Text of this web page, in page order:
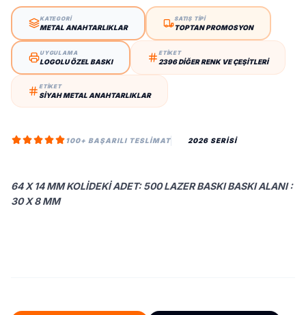
KATEGORİ
METAL ANAHTARLIKLAR
SATIŞ TİPİ
TOPTAN PROMOSYON
UYGULAMA
LOGOLU ÖZEL BASKI
ETİKET
2396 DIĞER RENK VE ÇEŞITLERI
ETİKET
SIYAH METAL ANAHTARLIKLAR
100+ BAŞARILI TESLIMAT 2026 SERİSİ
64 X 14 MM KOLIDEKI ADET: 500 LAZER BASKI BASKI ALANI :
30 X 8 MM